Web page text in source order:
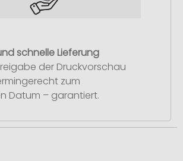
schnelle Lieferung
der Druckvorschau
zum
Datum – garantiert.